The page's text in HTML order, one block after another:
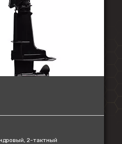
2-тактный